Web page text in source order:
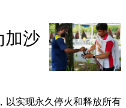
加沙
以实现永久停火和释放所有